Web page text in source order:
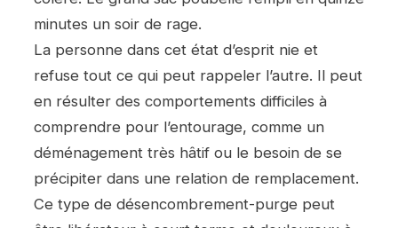
minutes un soir de rage.
La personne dans cet état d’esprit nie et
refuse tout ce qui peut rappeler l’autre. Il peut
en résulter des comportements difficiles à
comprendre pour l’entourage, comme un
déménagement très hâtif ou le besoin de se
précipiter dans une relation de remplacement.
Ce type de désencombrement-purge peut